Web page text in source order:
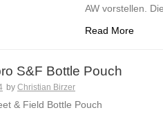
AW vorstellen.
Read More
S&F Bottle Pouch
by Christian Birzer
& Field Bottle Pouch